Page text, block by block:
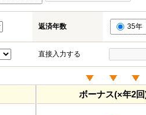
返済年数 35年
直接入力する
ボーナス(×年2